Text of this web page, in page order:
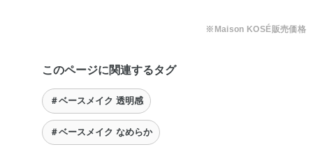
※Maison KOSÉ販売価格
このページに関連するタグ
＃ベースメイク 透明感
＃ベースメイク なめらか